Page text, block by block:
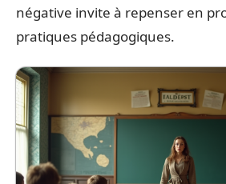
négative invite à repenser en
pratiques pédagogiques.